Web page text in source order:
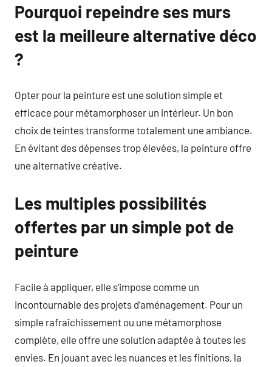
Pourquoi repeindre ses murs
est la meilleure alternative déco
?
Opter pour la peinture est une solution simple et
efficace pour métamorphoser un intérieur. Un bon
choix de teintes transforme totalement une ambiance.
En évitant des dépenses trop élevées, la peinture offre
une alternative créative.
Les multiples possibilités
offertes par un simple pot de
peinture
Facile à appliquer, elle s’impose comme un
incontournable des projets d’aménagement. Pour un
simple rafraîchissement ou une métamorphose
complète, elle offre une solution adaptée à toutes les
envies. En jouant avec les nuances et les finitions, la